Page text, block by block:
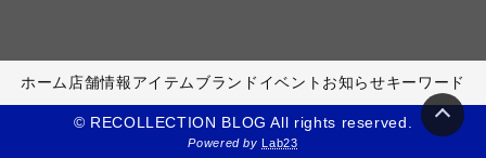
ホーム 店舗情報アイテムブランド イベント お知らせキーワード
© RECOLLECTION BLOG All rights reserved.
Powered byLab23